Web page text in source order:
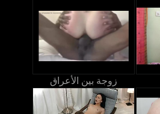
زوجة بين الأعراق